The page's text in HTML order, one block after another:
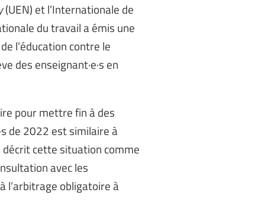
(UEN) et l’Internationale de
du travail a émis une
l’éducation contre le
des enseignant·e·s en
pour mettre fin à des
de 2022 est similaire à
décrit cette situation comme
avec les
l’arbitrage obligatoire à